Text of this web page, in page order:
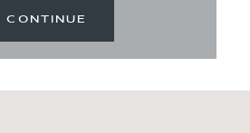
CONTINUE